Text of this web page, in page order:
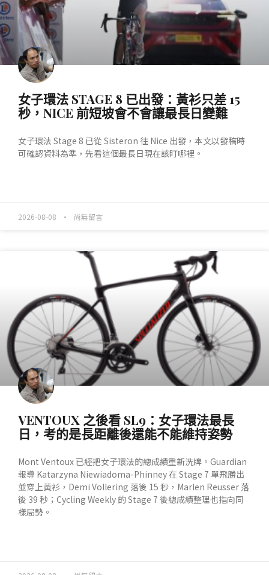
女子環法 STAGE 8 已出發：黃衫只差 15
秒，NICE 前短坡會不會讓最長日變難
女子環法 Stage 8 已從 Sisteron 往 Nice 出發，本文以發稿時
可確認資料為準，先看這個最長日現在該盯哪裡。
2026-08-08 尚無留言
VENTOUX 之後看 SL9：女子環法最長
日，考的是長距離後還能不能維持姿勢
Mont Ventoux 已經把女子環法的總成績重新洗牌。Guardian
報導 Katarzyna Niewiadoma-Phinney 在 Stage 7 單飛勝出
並穿上黃衫，Demi Vollering 落後 15 秒，Marlen Reusser 落
後 39 秒；Cycling Weekly 的 Stage 7 後總成績整理也指向同
樣局勢。